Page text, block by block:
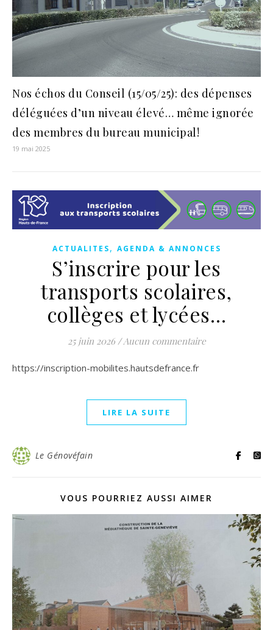
Nos échos du Conseil (15/05/25): des dépenses
déléguées d’un niveau élevé… même ignorée
des membres du bureau municipal!
19 mai 2025
ACTUALITES, AGENDA & ANNONCES
S’inscrire pour les
transports scolaires,
collèges et lycées…
25 juin 2026 /Aucun commentaire
https://inscription-mobilites.hautsdefrance.fr
LIRE LA SUITE
Le Génovéfain
VOUS POURRIEZ AUSSI AIMER